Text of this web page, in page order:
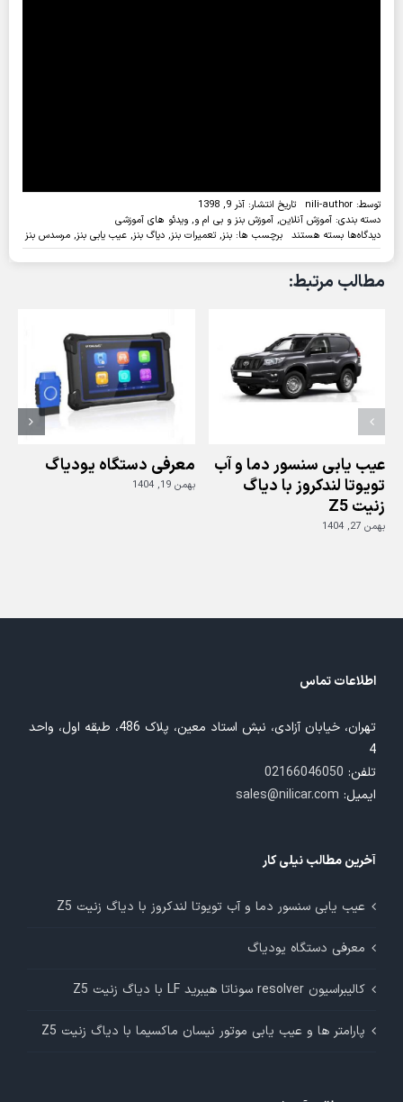
توسط: nili-author
تاریخ انتشار: آذر 9, 1398
دسته بندی: آموزش آنلاین, آموزش بنز و بی ام و, ویدئو های آموزشی
دیدگاه‌ها برای
ویدئو:
شناسایی
خودکار
مرسدس
توسط
دیاگ
جی
اسکن
2
بسته هستند برچسب ها: بنز, تعمیرات بنز, دیاگ بنز, عیب یابی بنز, مرسدس بنز
مطالب مرتبط:
عیب یابی سنسور دما و آب
تویوتا لندکروز با دیاگ
زنیت Z5
بهمن 27, 1404
معرفی دستگاه یودیاگ
بهمن 19, 1404
اطلاعات تماس
تهران، خیابان آزادی، نبش استاد معین، پلاک 486، طبقه اول، واحد
4
تلفن: 02166046050
ایمیل: sales@nilicar.com
آخرین مطالب نیلی کار
عیب یابی سنسور دما و آب تویوتا لندکروز با دیاگ زنیت Z5
معرفی دستگاه یودیاگ
کالیبراسیون resolver سوناتا هیبرید LF با دیاگ زنیت Z5
پارامتر ها و عیب یابی موتور نیسان ماکسیما با دیاگ زنیت Z5